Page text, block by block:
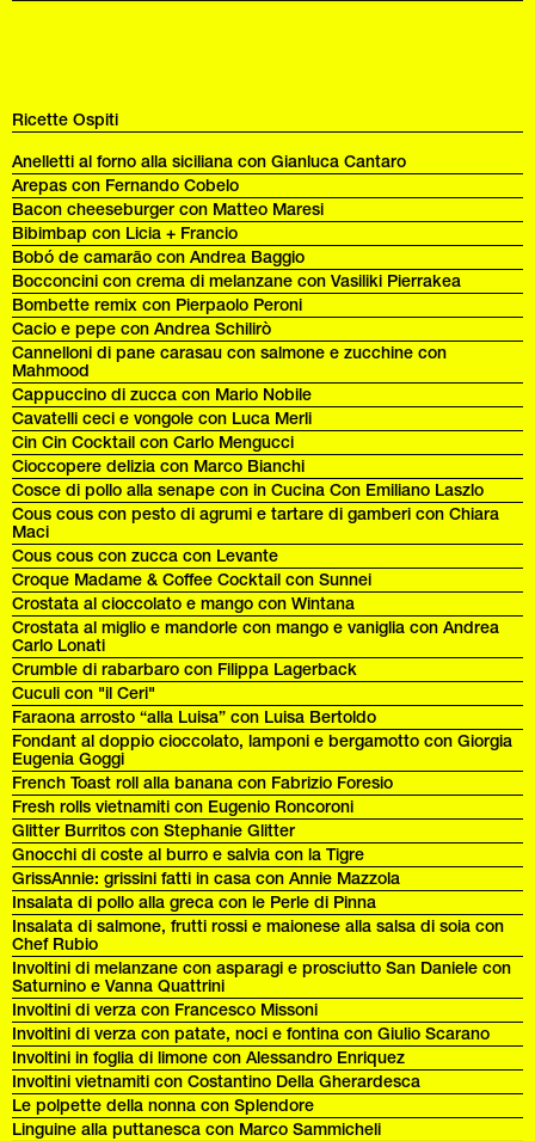
Ricette Ospiti
Anelletti al forno alla siciliana con Gianluca Cantaro
Arepas con Fernando Cobelo
Bacon cheeseburger con Matteo Maresi
Bibimbap con Licia + Francio
Bobó de camarão con Andrea Baggio
Bocconcini con crema di melanzane con Vasiliki Pierrakea
Bombette remix con Pierpaolo Peroni
Cacio e pepe con Andrea Schilirò
Cannelloni di pane carasau con salmone e zucchine con
Mahmood
Cappuccino di zucca con Mario Nobile
Cavatelli ceci e vongole con Luca Merli
Cin Cin Cocktail con Carlo Mengucci
Cioccopere delizia con Marco Bianchi
Cosce di pollo alla senape con in Cucina Con Emiliano Laszlo
Cous cous con pesto di agrumi e tartare di gamberi con Chiara
Maci
Cous cous con zucca con Levante
Croque Madame & Coffee Cocktail con Sunnei
Crostata al cioccolato e mango con Wintana
Crostata al miglio e mandorle con mango e vaniglia con Andrea
Carlo Lonati
Crumble di rabarbaro con Filippa Lagerback
Cuculi con "il Ceri"
Faraona arrosto “alla Luisa” con Luisa Bertoldo
Fondant al doppio cioccolato, lamponi e bergamotto con Giorgia
Eugenia Goggi
French Toast roll alla banana con Fabrizio Foresio
Fresh rolls vietnamiti con Eugenio Roncoroni
Glitter Burritos con Stephanie Glitter
Gnocchi di coste al burro e salvia con la Tigre
GrissAnnie: grissini fatti in casa con Annie Mazzola
Insalata di pollo alla greca con le Perle di Pinna
Insalata di salmone, frutti rossi e maionese alla salsa di soia con
Chef Rubio
Involtini di melanzane con asparagi e prosciutto San Daniele con
Saturnino e Vanna Quattrini
Involtini di verza con Francesco Missoni
Involtini di verza con patate, noci e fontina con Giulio Scarano
Involtini in foglia di limone con Alessandro Enriquez
Involtini vietnamiti con Costantino Della Gherardesca
Le polpette della nonna con Splendore
Linguine alla puttanesca con Marco Sammicheli